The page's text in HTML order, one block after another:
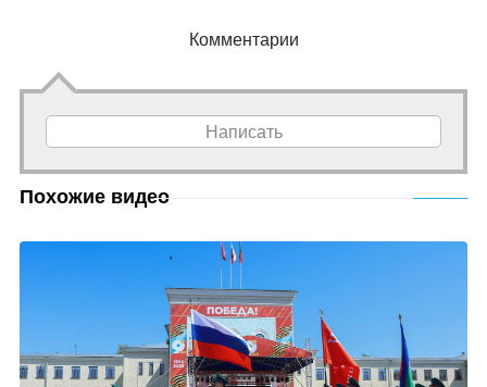
Комментарии
Написать
Похожие видео